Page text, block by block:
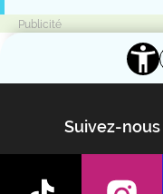
Suivez-